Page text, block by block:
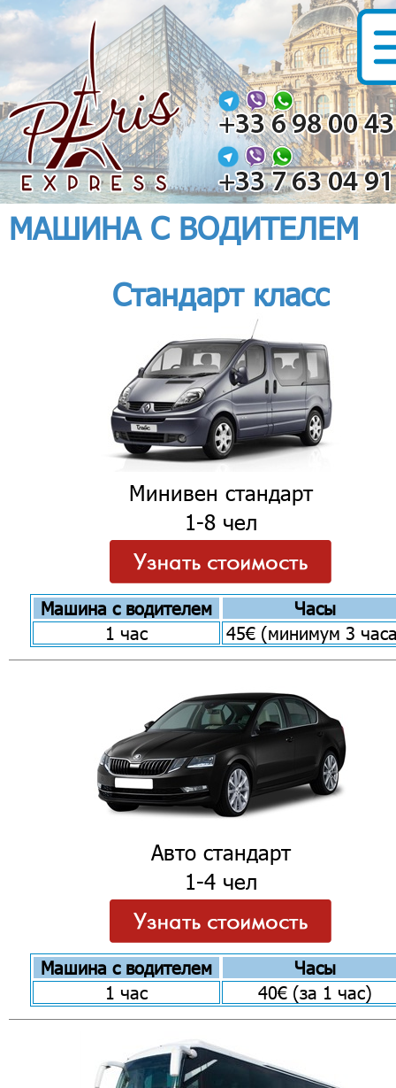
МАШИНА С ВОДИТЕЛЕМ
Стандарт класс
Минивен стандарт
1-8 чел
Машина с водителем
Часы
1 час
45€ (минимум 3
Авто стандарт
1-4 чел
Машина с водителем
Часы
1 час
40€ (за 1 час)